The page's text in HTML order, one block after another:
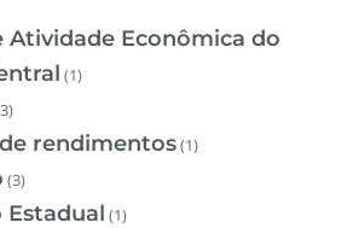
Atividade Econômica do
(1)
rendimentos(1)
(3)
Estadual (1)